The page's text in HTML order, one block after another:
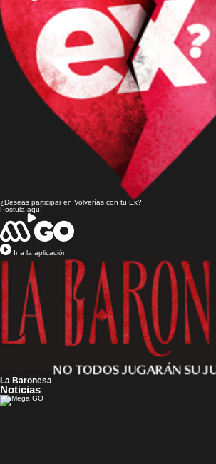
¿Deseas participar en Volverías con tu Ex?
Postula aquí
Ir a la aplicación
La Baronesa
Noticias